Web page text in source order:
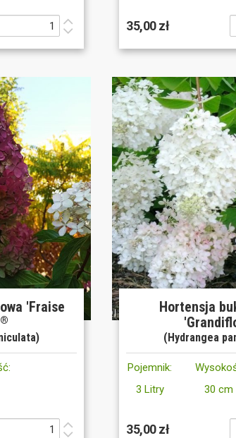
35,00 zł
'Fraise
®
Hortensja
(Hydrangea
Pojemnik:
3 Litry
30 cm
35,00 zł